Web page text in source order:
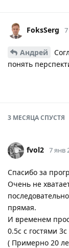
FoksSerg
Андрей
понять
3 МЕСЯЦАСПУСТЯ
fvol2 7 янв
Спасибо за
Очень не
прямая.
И временем
0.5с с гостями 3с
( Примерно 20